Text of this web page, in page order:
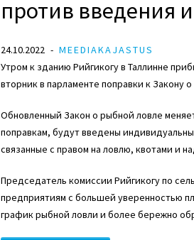
против введения
24.10.2022
MEEDIAKAJASTUS
Утром к зданию Рийгикогу в Таллинне
вторник в парламенте поправки к Закону
Обновленный Закон о рыбной ловле
поправкам, будут введены
связанные с правом на ловлю, квотами и
Председатель комиссии Рийгикогу по
предприятиям с большей уверенностью
график рыбной ловли и более бережно